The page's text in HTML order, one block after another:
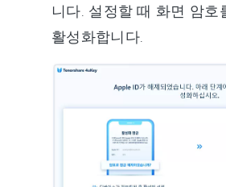
니다. 설정할 때 화면 암호
활성화합니다.